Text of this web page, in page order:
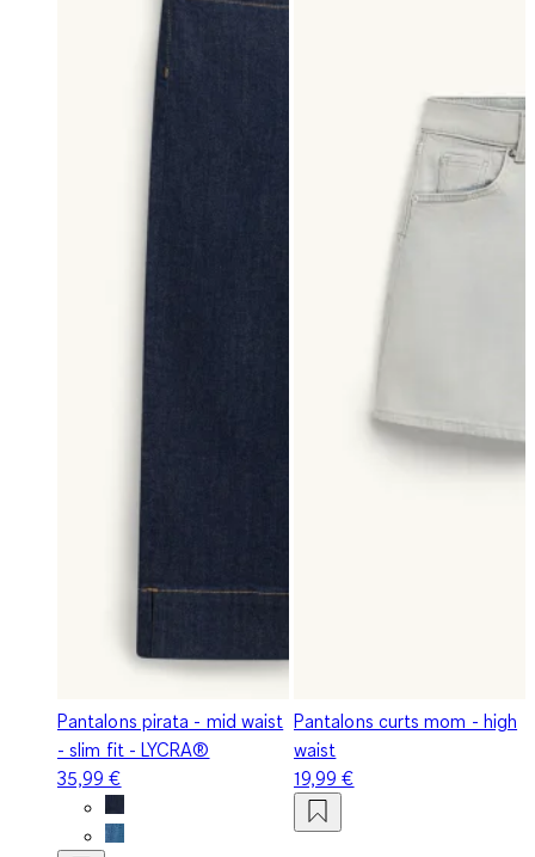
Pantalons pirata - mid waist
- slim fit - LYCRA®
35,99 €
Pantalons curts mom - high
waist
19,99 €